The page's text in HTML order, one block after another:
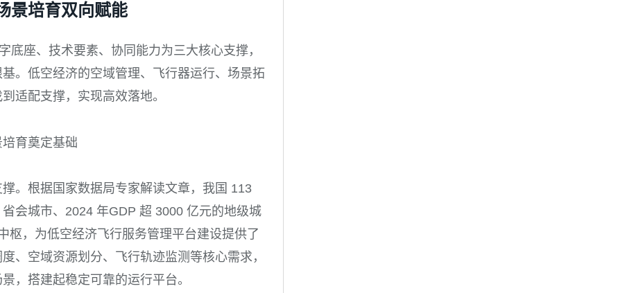
景培育双向赋能
底座、技术要素、协同能力为三大核心支撑，
。低空经济的空域管理、飞行器运行、场景拓
适配支撑，实现高效落地。
培育奠定基础
。根据国家数据局专家解读文章，我国 113
会城市、2024 年GDP 超 3000 亿元的地级城
枢，为低空经济飞行服务管理平台建设提供了
、空域资源划分、飞行轨迹监测等核心需求，
，搭建起稳定可靠的运行平台。